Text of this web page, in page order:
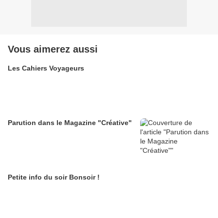
Vous aimerez aussi
Les Cahiers Voyageurs
Parution dans le Magazine "Créative"
Petite info du soir Bonsoir !